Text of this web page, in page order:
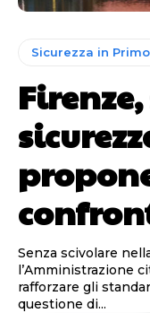
Sicurezza in
Senza scivolare
l’Amministrazione
rafforzare gli
questione di...